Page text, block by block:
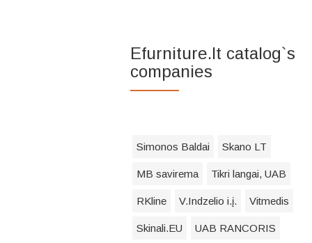
Efurniture.lt catalog`s
companies
Simonos Baldai Skano LT
MB savirema Tikri langai, UAB
RKline V.Indzelio i.į. Vitmedis
Skinali.EU UAB RANCORIS